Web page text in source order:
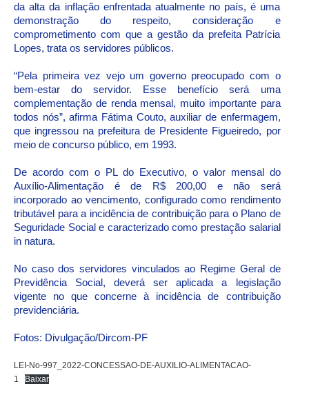
da alta da inflação enfrentada atualmente no país, é uma
demonstração do respeito, consideração e
comprometimento com que a gestão da prefeita Patrícia
Lopes, trata os servidores públicos.
“Pela primeira vez vejo um governo preocupado com o
bem-estar do servidor. Esse benefício será uma
complementação de renda mensal, muito importante para
todos nós”, afirma Fátima Couto, auxiliar de enfermagem,
que ingressou na prefeitura de Presidente Figueiredo, por
meio de concurso público, em 1993.
De acordo com o PL do Executivo, o valor mensal do
Auxílio-Alimentação é de R$ 200,00 e não será
incorporado ao vencimento, configurado como rendimento
tributável para a incidência de contribuição para o Plano de
Seguridade Social e caracterizado como prestação salarial
in natura.
No caso dos servidores vinculados ao Regime Geral de
Previdência Social, deverá ser aplicada a legislação
vigente no que concerne à incidência de contribuição
previdenciária.
Fotos: Divulgação/Dircom-PF
LEI-No-997_2022-CONCESSAO-DE-AUXILIO-ALIMENTACAO-
1
Baixar